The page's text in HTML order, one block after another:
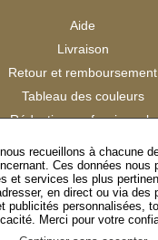
Aide
Livraison
Retour et remboursement
Tableau des couleurs
Réduction professionnels
Satisfaction Clients
SUIVEZ-NOUS
recueillons à chacune
Ces données nous
et services les plus
en direct ou via des
publicités personnalisées,
Merci pour votre